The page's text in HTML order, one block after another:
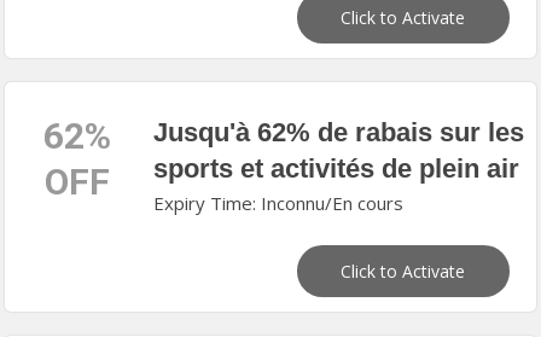
Click to Activate
62%
OFF
Jusqu'à 62% de rabais sur les
sports et activités de plein air
Expiry Time: Inconnu/En cours
Click to Activate